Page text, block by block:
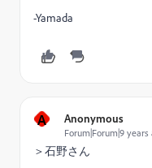
-Yamada
A Anonymous
Forum|Forum|9 years
＞石野さん